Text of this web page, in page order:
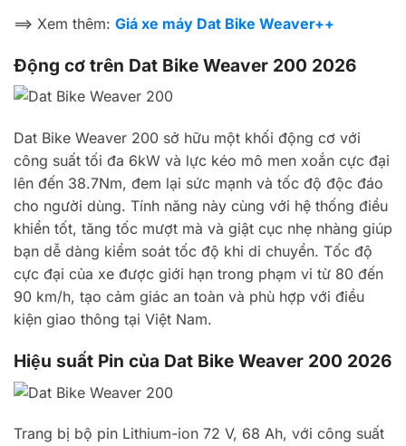
==> Xem thêm: Giá xe máy Dat Bike Weaver++
Động cơ trên Dat Bike Weaver 200 2026
Dat Bike Weaver 200 sở hữu một khối động cơ với
công suất tối đa 6kW và lực kéo mô men xoắn cực đại
lên đến 38.7Nm, đem lại sức mạnh và tốc độ độc đáo
cho người dùng. Tính năng này cùng với hệ thống điều
khiển tốt, tăng tốc mượt mà và giật cục nhẹ nhàng giúp
bạn dễ dàng kiểm soát tốc độ khi di chuyển. Tốc độ
cực đại của xe được giới hạn trong phạm vi từ 80 đến
90 km/h, tạo cảm giác an toàn và phù hợp với điều
kiện giao thông tại Việt Nam.
Hiệu suất Pin của Dat Bike Weaver 200 2026
Trang bị bộ pin Lithium-ion 72 V, 68 Ah, với công suất